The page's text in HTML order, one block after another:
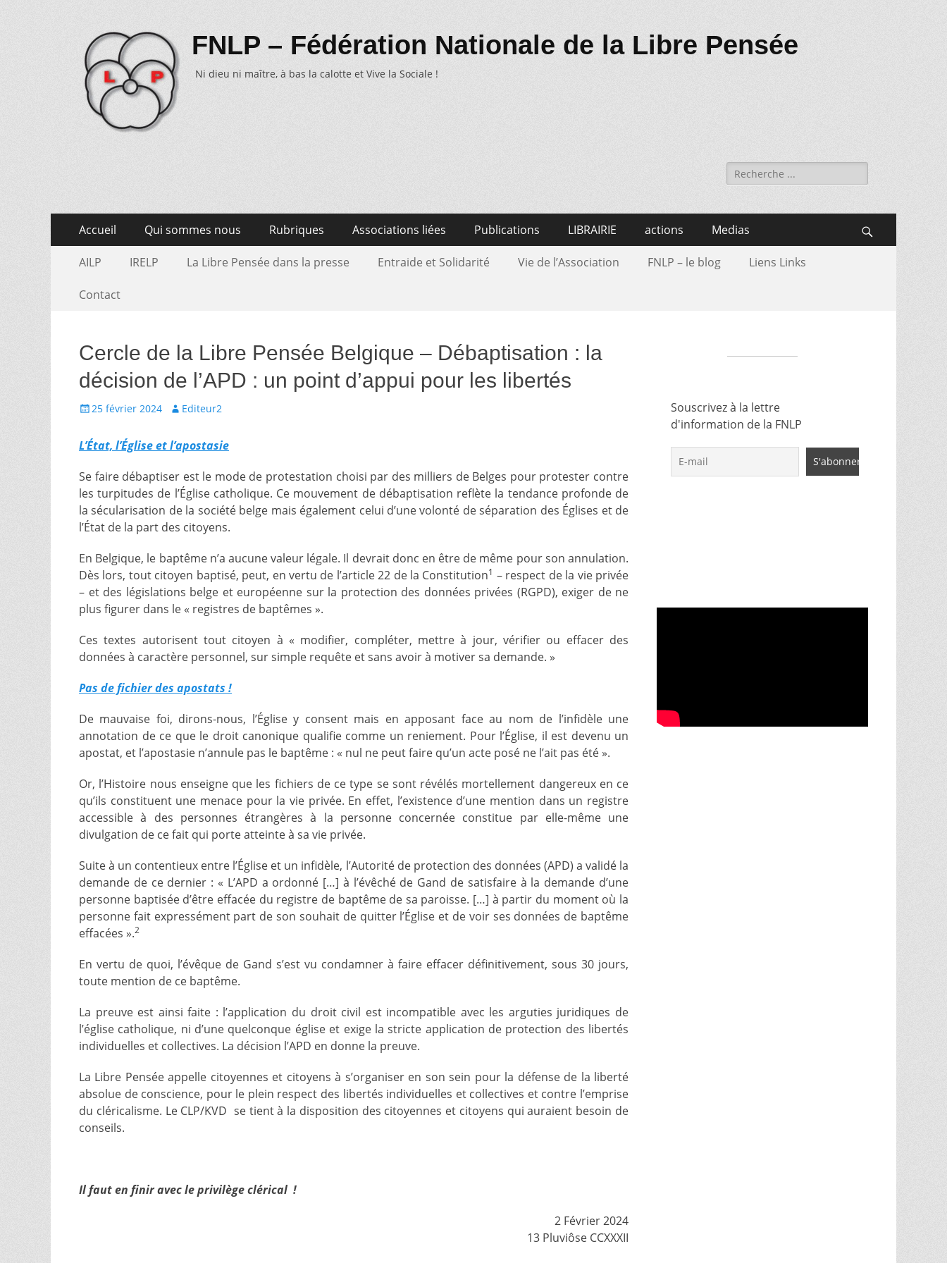
FNLP – Fédération Nationale de la Libre Pensée
Ni dieu ni maître, à bas la calotte et Vive la Sociale !
Recherche
de:
Menu
primaire
contenu
Accueil Qui sommes nous Rubriques Associations liées Publications LIBRAIRIE actions Medias
Menu
contenu
AILP IRELP La Libre Pensée dans la presse Entraide et Solidarité Vie de l’Association FNLP – le blog Liens Links
Contact
Cercle de la Libre Pensée Belgique – Débaptisation : la
décision de l’APD : un point d’appui pour les libertés
Écrit25 février 2024 Auteur
Editeur2
L’État, l’Église et l’apostasie
Se faire débaptiser est le mode de protestation choisi par des milliers de Belges pour protester contre
les turpitudes de l’Église catholique. Ce mouvement de débaptisation reflète la tendance profonde de
la sécularisation de la société belge mais également celui d’une volonté de séparation des Églises et de
l’État de la part des citoyens.
En Belgique, le baptême n’a aucune valeur légale. Il devrait donc en être de même pour son annulation.
Dès lors, tout citoyen baptisé, peut, en vertu de l’article 22 de la Constitution1 – respect de la vie privée
– et des législations belge et européenne sur la protection des données privées (RGPD), exiger de ne
plus figurer dans le « registres de baptêmes ».
Ces textes autorisent tout citoyen à « modifier, compléter, mettre à jour, vérifier ou effacer des
données à caractère personnel, sur simple requête et sans avoir à motiver sa demande. »
Pas de fichier des apostats !
De mauvaise foi, dirons-nous, l’Église y consent mais en apposant face au nom de l’infidèle une
annotation de ce que le droit canonique qualifie comme un reniement. Pour l’Église, il est devenu un
apostat, et l’apostasie n’annule pas le baptême : « nul ne peut faire qu’un acte posé ne l’ait pas été ».
Or, l’Histoire nous enseigne que les fichiers de ce type se sont révélés mortellement dangereux en ce
qu’ils constituent une menace pour la vie privée. En effet, l’existence d’une mention dans un registre
accessible à des personnes étrangères à la personne concernée constitue par elle-même une
divulgation de ce fait qui porte atteinte à sa vie privée.
Suite à un contentieux entre l’Église et un infidèle, l’Autorité de protection des données (APD) a validé la
demande de ce dernier : « L’APD a ordonné […] à l’évêché de Gand de satisfaire à la demande d’une
personne baptisée d’être effacée du registre de baptême de sa paroisse. […] à partir du moment où la
personne fait expressément part de son souhait de quitter l’Église et de voir ses données de baptême
effacées ».2
En vertu de quoi, l’évêque de Gand s’est vu condamner à faire effacer définitivement, sous 30 jours,
toute mention de ce baptême.
La preuve est ainsi faite : l’application du droit civil est incompatible avec les arguties juridiques de
l’église catholique, ni d’une quelconque église et exige la stricte application de protection des libertés
individuelles et collectives. La décision l’APD en donne la preuve.
La Libre Pensée appelle citoyennes et citoyens à s’organiser en son sein pour la défense de la liberté
absolue de conscience, pour le plein respect des libertés individuelles et collectives et contre l’emprise
du cléricalisme. Le CLP/KVD se tient à la disposition des citoyennes et citoyens qui auraient besoin de
conseils.
Il faut en finir avec le privilège clérical !
2 Février 2024
13 Pluviôse CCXXXII
Souscrivez à la lettre
d'information de la FNLP